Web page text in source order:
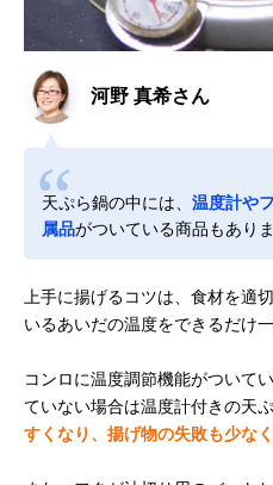
河野 真希さん
天ぷら鍋の中には、 温度計や
属品がついている商品もありま
上手に揚げるコツは、食材を適
いるあいだの温度をできるだけ
コンロに温度調節機能がついて
ていない場合は温度計付きの天
すくなり、揚げ物の失敗も少なく